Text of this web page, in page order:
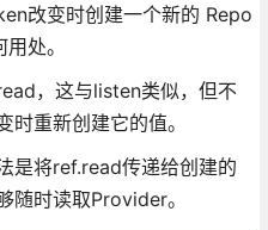
改变时创建一个新的 Repo
处。
，这与listen类似，但不
重新创建它的值。
是将ref.read传递给创建的
随时读取Provider。